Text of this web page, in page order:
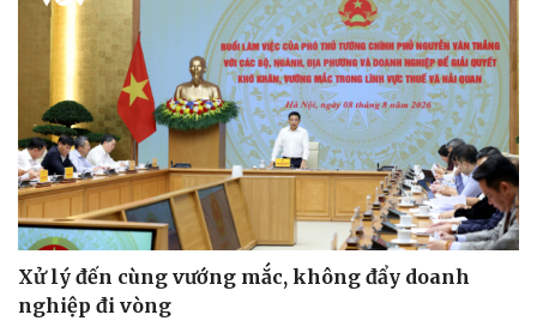
Xử lý đến cùng vướng mắc, không đẩy doanh
nghiệp đi vòng